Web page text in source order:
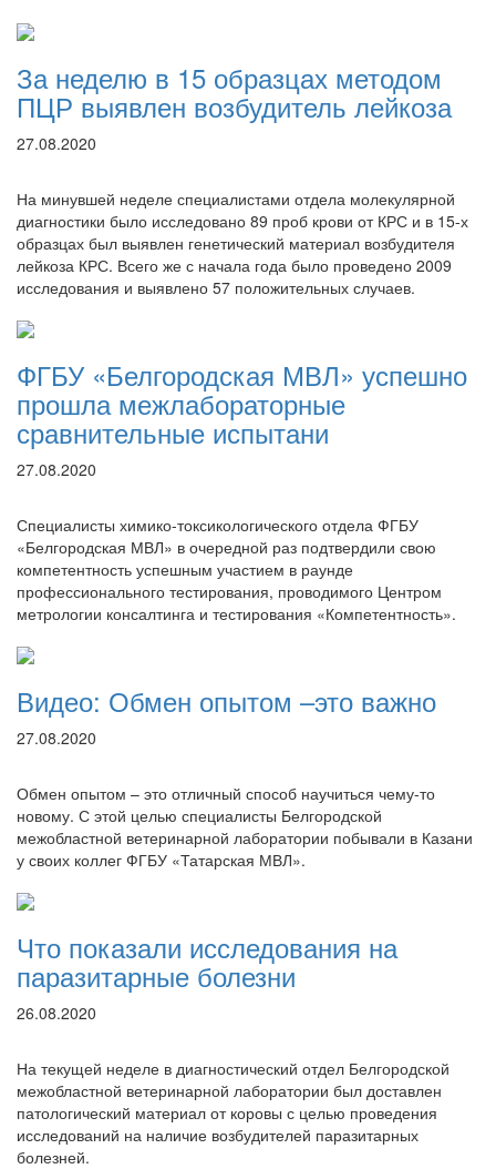
За неделю в 15 образцах методом
ПЦР выявлен возбудитель лейкоза
27.08.2020
На минувшей неделе специалистами отдела молекулярной
диагностики было исследовано 89 проб крови от КРС и в 15-х
образцах был выявлен генетический материал возбудителя
лейкоза КРС. Всего же с начала года было проведено 2009
исследования и выявлено 57 положительных случаев.
ФГБУ «Белгородская МВЛ» успешно
прошла межлабораторные
сравнительные испытани
27.08.2020
Специалисты химико-токсикологического отдела ФГБУ
«Белгородская МВЛ» в очередной раз подтвердили свою
компетентность успешным участием в раунде
профессионального тестирования, проводимого Центром
метрологии консалтинга и тестирования «Компетентность».
Видео: Обмен опытом –это важно
27.08.2020
Обмен опытом – это отличный способ научиться чему-то
новому. С этой целью специалисты Белгородской
межобластной ветеринарной лаборатории побывали в Казани
у своих коллег ФГБУ «Татарская МВЛ».
Что показали исследования на
паразитарные болезни
26.08.2020
На текущей неделе в диагностический отдел Белгородской
межобластной ветеринарной лаборатории был доставлен
патологический материал от коровы с целью проведения
исследований на наличие возбудителей паразитарных
болезней.